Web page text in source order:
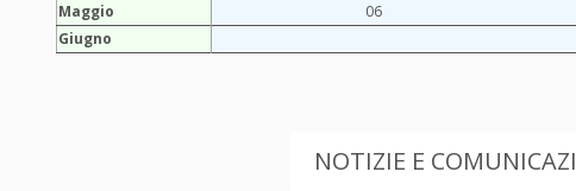
Maggio
06
Giugno
NOTIZIE E